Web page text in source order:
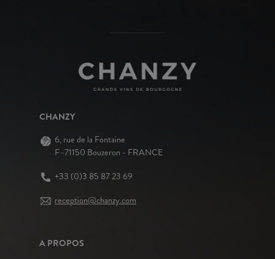
CHANZY
6, rue de la Fontaine
F–71150 Bouzeron - FRANCE
+33 (0)3 85 87 23 69
reception@chanzy.com
A PROPOS